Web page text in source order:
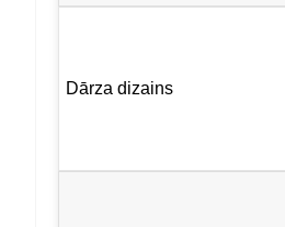
Dārza dizains